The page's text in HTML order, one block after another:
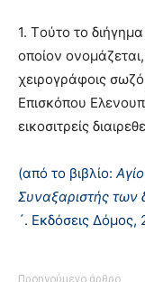
1. Tούτο το
οποίον
χειρογράφοις
Eπισκόπου
εικοσιτρείς
(από το βιβλίο:
Συναξαριστής των
´. Εκδόσεις Δόμος,